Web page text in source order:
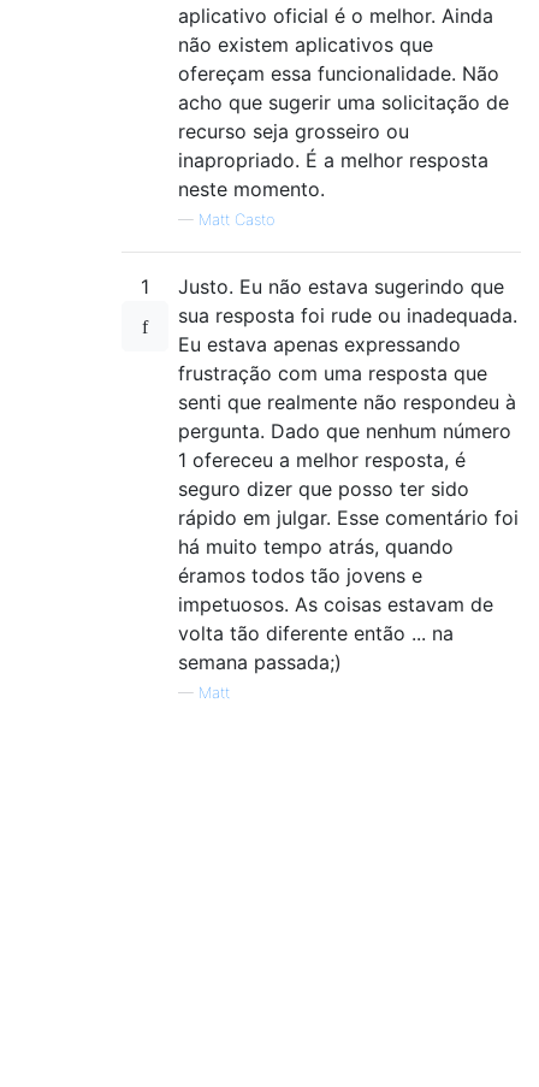
aplicativo oficial é o melhor. Ainda
não existem aplicativos que
ofereçam essa funcionalidade. Não
acho que sugerir uma solicitação de
recurso seja grosseiro ou
inapropriado. É a melhor resposta
neste momento.
— Matt Casto
1
Justo. Eu não estava sugerindo que
sua resposta foi rude ou inadequada.
Eu estava apenas expressando
frustração com uma resposta que
senti que realmente não respondeu à
pergunta. Dado que nenhum número
1 ofereceu a melhor resposta, é
seguro dizer que posso ter sido
rápido em julgar. Esse comentário foi
há muito tempo atrás, quando
éramos todos tão jovens e
impetuosos. As coisas estavam de
volta tão diferente então ... na
semana passada;)
— Matt